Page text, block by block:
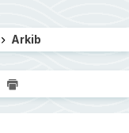
Arkib